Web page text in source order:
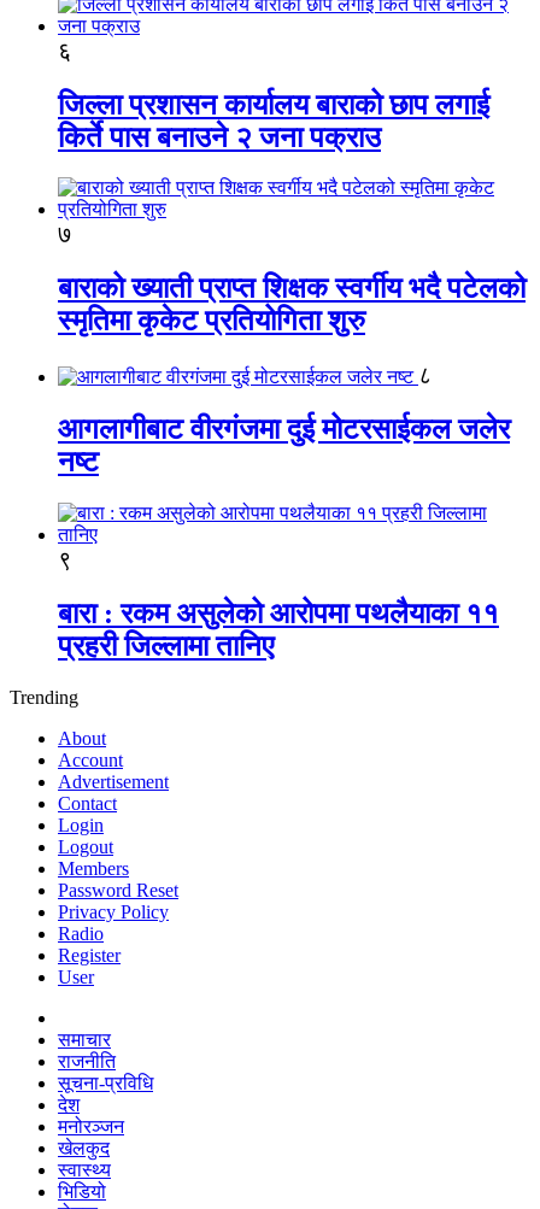
६
जिल्ला प्रशासन कार्यालय बाराको छाप लगाई
किर्ते पास बनाउने २ जना पक्राउ
७
बाराको ख्याती प्राप्त शिक्षक स्वर्गीय भदै पटेलको
स्मृतिमा कृकेट प्रतियोगिता शुरु
८
आगलागीबाट वीरगंजमा दुई मोटरसाईकल जलेर
नष्ट
९
बारा : रकम असुलेको आरोपमा पथलैयाका ११
प्रहरी जिल्लामा तानिए
Trending
About
Account
Advertisement
Contact
Login
Logout
Members
Password Reset
Privacy Policy
Radio
Register
User
समाचार
राजनीति
सूचना-प्रविधि
देश
मनोरञ्जन
खेलकुद
स्वास्थ्य
भिडियो